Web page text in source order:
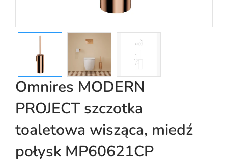
Omnires MODERN
PROJECT szczotka
toaletowa wisząca, miedź
połysk MP60621CP